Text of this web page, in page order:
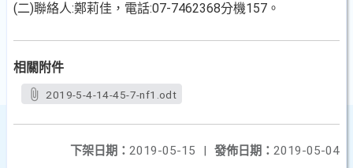
(二)聯絡人:鄭莉佳，電話:07-7462368分機157。
相關附件
2019-5-4-14-45-7-nf1.odt
發佈日期： 2019-05-04
下架日期： 2019-05-15
|